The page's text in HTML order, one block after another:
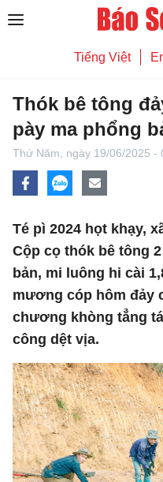
Tiếng Việt
Thók bê tông
pày ma phổng
Thứ Năm, ngày 19/06/2025 -
Té pì 2024 họt khạy,
Cộp cọ thók bê tông
bản, mi luông hi cài
mương cóp hôm đảy
chương khòng tẳng
công dệt vịa.